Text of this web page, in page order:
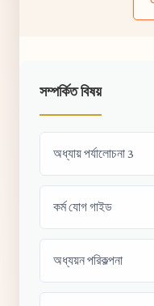
সম্পর্কিত বিষয়
অধ্যায় পর্যালোচনা 3
কর্ম যোগ গাইড
অধ্যয়ন পরিকল্পনা